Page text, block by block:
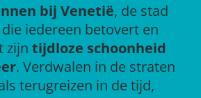
bij Venetië, de stad
iedereen betovert en
zijn tijdloze schoonheid
. Verdwalen in de straten
terugreizen in de tijd,